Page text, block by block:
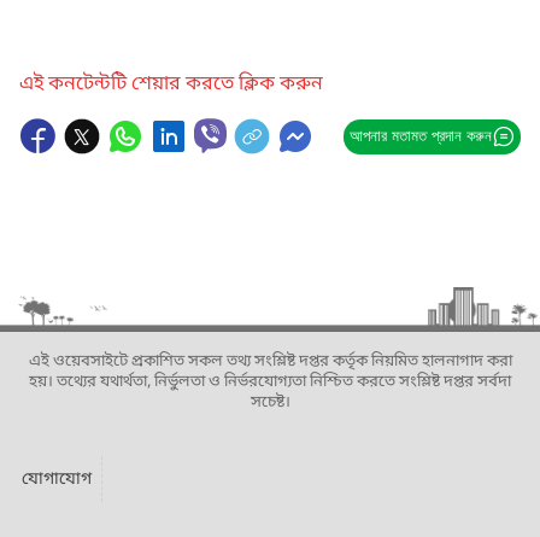
এই কনটেন্টটি শেয়ার করতে ক্লিক করুন
আপনার মতামত প্রদান করুন
এই ওয়েবসাইটে প্রকাশিত সকল তথ্য সংশ্লিষ্ট দপ্তর কর্তৃক নিয়মিত হালনাগাদ করা
হয়। তথ্যের যথার্থতা, নির্ভুলতা ও নির্ভরযোগ্যতা নিশ্চিত করতে সংশ্লিষ্ট দপ্তর সর্বদা
সচেষ্ট।
যোগাযোগ